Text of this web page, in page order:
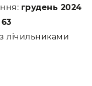
грудень 2024
63
з лічильниками